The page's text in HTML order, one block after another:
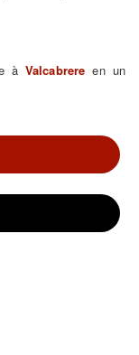
à Valcabrere en un